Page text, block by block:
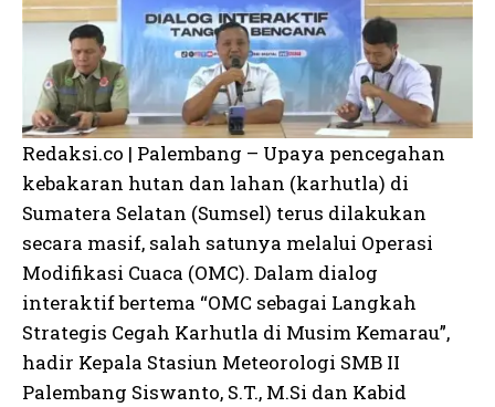
Redaksi.co | Palembang – Upaya pencegahan
kebakaran hutan dan lahan (karhutla) di
Sumatera Selatan (Sumsel) terus dilakukan
secara masif, salah satunya melalui Operasi
Modifikasi Cuaca (OMC). Dalam dialog
interaktif bertema “OMC sebagai Langkah
Strategis Cegah Karhutla di Musim Kemarau”,
hadir Kepala Stasiun Meteorologi SMB II
Palembang Siswanto, S.T., M.Si dan Kabid